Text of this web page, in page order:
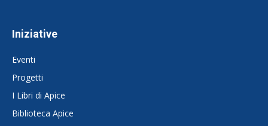
Iniziative
Eventi
Progetti
I Libri di Apice
Biblioteca Apice